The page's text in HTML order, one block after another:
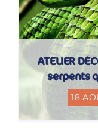
ATELIER
serpents
18